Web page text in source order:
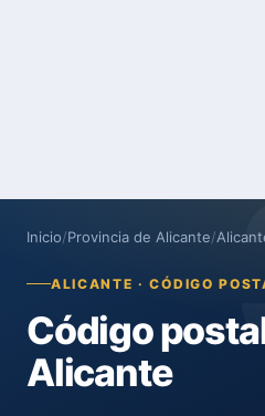
Inicio/Provincia de Alicante/
ALICANTE · CÓDIGO
Código
Alicante